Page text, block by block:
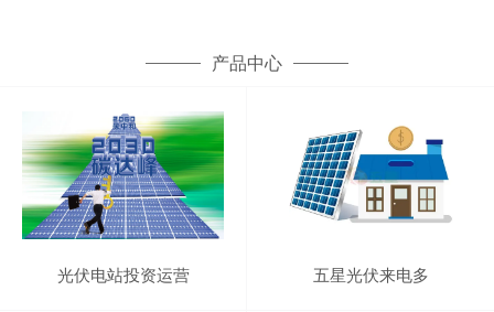
产品中心
光伏电站投资运营 五星光伏来电多